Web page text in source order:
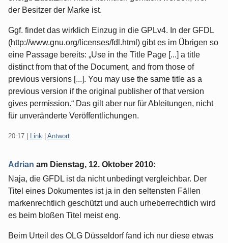
der Besitzer der Marke ist.
Ggf. findet das wirklich Einzug in die GPLv4. In der GFDL
(http://www.gnu.org/licenses/fdl.html) gibt es im Übrigen so
eine Passage bereits: „Use in the Title Page [...] a title
distinct from that of the Document, and from those of
previous versions [...]. You may use the same title as a
previous version if the original publisher of that version
gives permission.“ Das gilt aber nur für Ableitungen, nicht
für unveränderte Veröffentlichungen.
20:17 Link Antwort
Adrian am Dienstag, 12. Oktober 2010:
Naja, die GFDL ist da nicht unbedingt vergleichbar. Der
Titel eines Dokumentes ist ja in den seltensten Fällen
markenrechtlich geschützt und auch urheberrechtlich wird
es beim bloßen Titel meist eng.
Beim Urteil des OLG Düsseldorf fand ich nur diese etwas